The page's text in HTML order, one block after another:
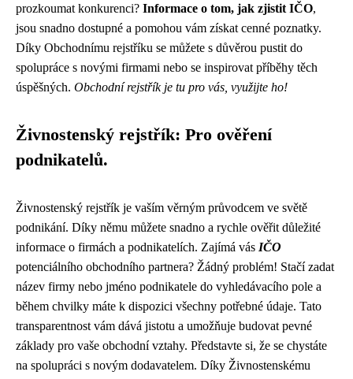
prozkoumat konkurenci? Informace o tom, jak zjistit IČO,
jsou snadno dostupné a pomohou vám získat cenné poznatky.
Díky Obchodnímu rejstříku se můžete s důvěrou pustit do
spolupráce s novými firmami nebo se inspirovat příběhy těch
úspěšných. Obchodní rejstřík je tu pro vás, využijte ho!
Živnostenský rejstřík: Pro ověření
podnikatelů.
Živnostenský rejstřík je vaším věrným průvodcem ve světě
podnikání. Díky němu můžete snadno a rychle ověřit důležité
informace o firmách a podnikatelích. Zajímá vás IČO
potenciálního obchodního partnera? Žádný problém! Stačí zadat
název firmy nebo jméno podnikatele do vyhledávacího pole a
během chvilky máte k dispozici všechny potřebné údaje. Tato
transparentnost vám dává jistotu a umožňuje budovat pevné
základy pro vaše obchodní vztahy. Představte si, že se chystáte
na spolupráci s novým dodavatelem. Díky Živnostenskému